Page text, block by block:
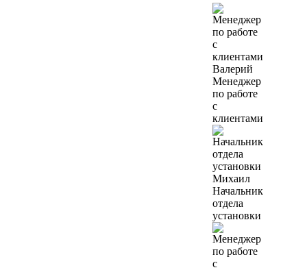
Валерий
Менеджер
по работе
с
клиентами
Михаил
Начальник
отдела
установки